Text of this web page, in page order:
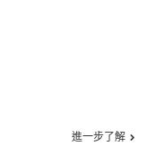
進一步了解